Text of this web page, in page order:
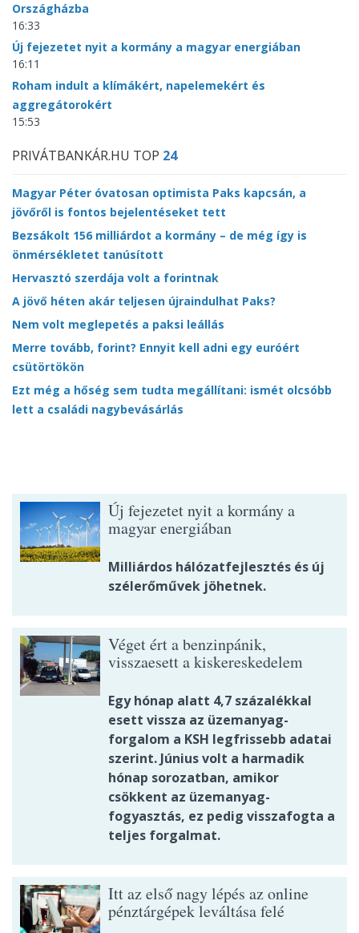
Országházba
16:33
Új fejezetet nyit a kormány a magyar energiában
16:11
Roham indult a klímákért, napelemekért és
aggregátorokért
15:53
PRIVÁTBANKÁR.HU TOP 24
Magyar Péter óvatosan optimista Paks kapcsán, a
jövőről is fontos bejelentéseket tett
Bezsákolt 156 milliárdot a kormány – de még így is
önmérsékletet tanúsított
Hervasztó szerdája volt a forintnak
A jövő héten akár teljesen újraindulhat Paks?
Nem volt meglepetés a paksi leállás
Merre tovább, forint? Ennyit kell adni egy euróért
csütörtökön
Ezt még a hőség sem tudta megállítani: ismét olcsóbb
lett a családi nagybevásárlás
Új fejezetet nyit a kormány a
magyar energiában
Milliárdos hálózatfejlesztés és új
szélerőművek jöhetnek.
Véget ért a benzinpánik,
visszaesett a kiskereskedelem
Egy hónap alatt 4,7 százalékkal
esett vissza az üzemanyag-
forgalom a KSH legfrissebb adatai
szerint. Június volt a harmadik
hónap sorozatban, amikor
csökkent az üzemanyag-
fogyasztás, ez pedig visszafogta a
teljes forgalmat.
Itt az első nagy lépés az online
pénztárgépek leváltása felé